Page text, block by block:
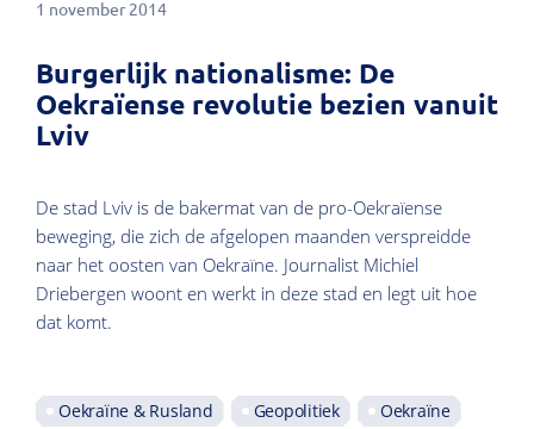
1 november 2014
Burgerlijk nationalisme: De
Oekraïense revolutie bezien vanuit
Lviv
De stad Lviv is de bakermat van de pro-Oekraïense
beweging, die zich de afgelopen maanden verspreidde
naar het oosten van Oekraïne. Journalist Michiel
Driebergen woont en werkt in deze stad en legt uit hoe
dat komt.
Oekraïne & Rusland Geopolitiek Oekraïne